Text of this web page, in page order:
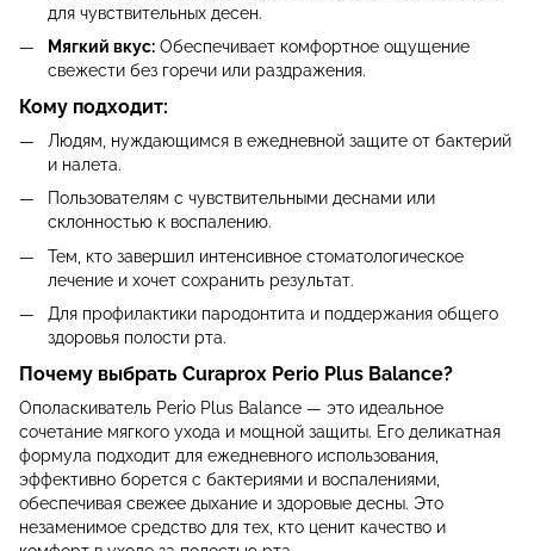
для чувствительных десен.
Мягкий вкус: Обеспечивает комфортное ощущение
свежести без горечи или раздражения.
Кому подходит:
Людям, нуждающимся в ежедневной защите от бактерий
и налета.
Пользователям с чувствительными деснами или
склонностью к воспалению.
Тем, кто завершил интенсивное стоматологическое
лечение и хочет сохранить результат.
Для профилактики пародонтита и поддержания общего
здоровья полости рта.
Почему выбрать Curaprox Perio Plus Balance?
Ополаскиватель Perio Plus Balance — это идеальное
сочетание мягкого ухода и мощной защиты. Его деликатная
формула подходит для ежедневного использования,
эффективно борется с бактериями и воспалениями,
обеспечивая свежее дыхание и здоровые десны. Это
незаменимое средство для тех, кто ценит качество и